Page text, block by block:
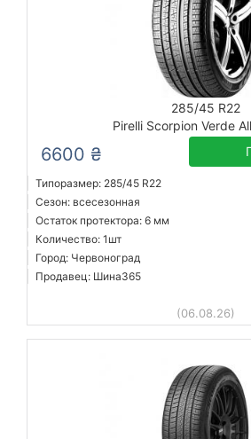
285/45 R22
Pirelli Scorpion Verde
6600 ₴
Типоразмер: 285/45 R22
Сезон: всесезонная
Остаток протектора: 6 мм
Количество: 1шт
Город: Червоноград
Продавец: Шина365
(06.08.26)